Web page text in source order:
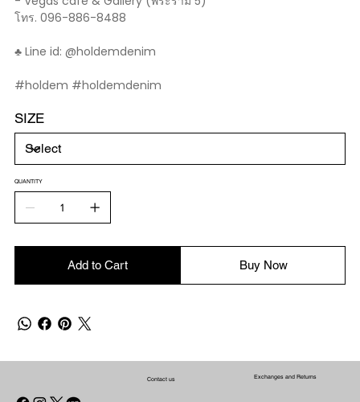
โทร. 096-886-8488
♣️ Line id: @holdemdenim
#holdem #holdemdenim
SIZE
QUANTITY
Add to Cart Buy Now
Exchanges and Returns
Contact us